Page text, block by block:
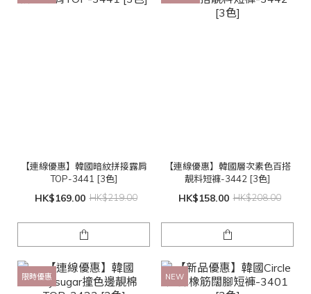
【連線優惠】韓國暗紋拼接露肩
TOP-3441 [3色]
HK$169.00 HK$219.00
【連線優惠】韓國層次素色百搭
靚料短褲-3442 [3色]
HK$158.00 HK$208.00
限時優惠 NEW